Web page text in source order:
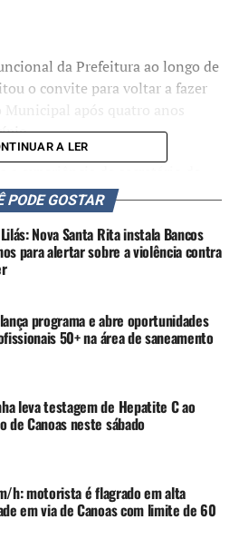
da Prefeitura ao longo de
o convite para voltar a fazer
após quatro anos
e Serviços Públicos,
Estratégico, Planejamento e
do Gabinete do Prefeito.
feira já
para
situação. Não
para a
projetos e
entre
A LER
PODE GOSTAR
Nova Santa Rita instala Bancos
para alertar sobre a violência contra
programa e abre oportunidades
50+ na área de saneamento
leva testagem de Hepatite C ao
de Canoas neste sábado
h: motorista é flagrado em alta
em via de Canoas com limite de 60